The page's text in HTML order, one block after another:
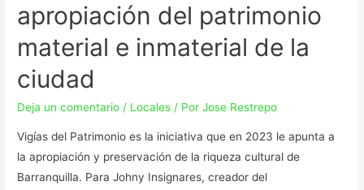
apropiación del patrimonio
material e inmaterial de la
ciudad
Deja un comentario / Locales / PorJose Restrepo
Vigías del Patrimonio es la iniciativa que en 2023 le apunta a
la apropiación y preservación de la riqueza cultural de
Barranquilla. Para Johny Insignares, creador del